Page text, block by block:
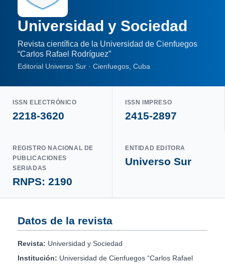
Universidad y Sociedad
Revista científica de la Universidad de Cienfuegos
“Carlos Rafael Rodríguez”
Editorial Universo Sur · Cienfuegos, Cuba
ISSN ELECTRÓNICO
2218-3620
ISSN IMPRESO
2415-2897
REGISTRO NACIONAL DE
PUBLICACIONES
SERIADAS
RNPS: 2190
ENTIDAD EDITORA
Universo Sur
Datos de la revista
Revista: Universidad y Sociedad
Institución: Universidad de Cienfuegos “Carlos Rafael